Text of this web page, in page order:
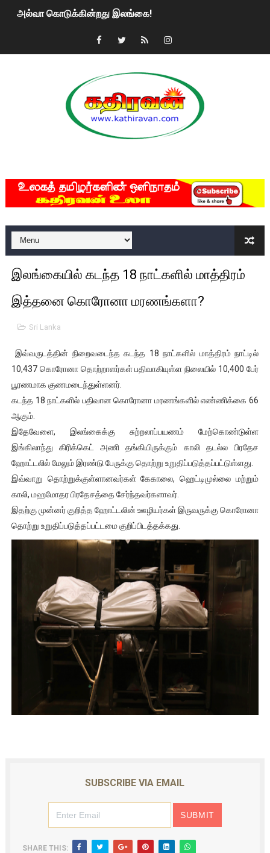
அல்வா கொடுக்கின்றது இலங்கை!
2ஆம் நாள் உக்ரைன் யுத்தம்!! எங்களைத் தனிமையில்
மகிந்த ராஜபக்சே பதவி விலக திட்டம்?
ரவுடி பேபிக்கு நடந்த தரமான சம்பவம்.. ஆபாச வீடியோக்களால்
குண்டை தூக்கிப்போட்ட ஆய்வு…. இந்தியாவின் “கோவிஷீல்டு”
யாழில் தமிழின தலைவர் பிரபாகரனின் பிறந்தநாளை
ஏர்போர்ட்டில் உதைத்த நபர் யார், என்ன நடந்தது?: உண்மையை
சீனா இலங்கையிடம் 8 மில்லியன் அமெரிக்க டொலர் நட்டஈடு
01/11/2021 Scotland ல் நடைபெறும் கண்டனப்
பாலச்சந்திரன் மற்றும் தன்னிடம் படித்த மாணவர்கள் தொடர்பில்
வர்ராரு...வர்ராரு... அண்ணாத்த : ரஜினிக்காக இலங்கை
கைது செய்யப்பட்ட இளைஞன் உயிரிழப்பு - கொதித்தெழுந்த
தடுப்பூசியை பெற்றுக் கொள்ளக் கூடிய இடங்கள்...
சிறுமியை பாலியல் வன்கொடுமை செய்த முதியவருக்கு
பிரபல நடிகை தூக்கிட்டு தற்கொலை!
வடிவேலுவுக்கு நீதிமன்றம் விதித்துள்ள அதிரடி உத்தரவு!
தியாகதீபம் லெப்.கேணல் திலீபன், கேணல் சங்கர் ஆகியோரின்
ஐ.நா முன்றலில் சீரற்ற காலநிலையிலும் தமிழின அழிப்பிற்கு
இளையராஜா – கமல் அவசர சந்திப்பு (படங்கள், விடியோ)
ஜனாதிபதி ஐக்கிய நாடுகளின் பொதுச் சபை கூட்டத்தில் இன்று
32 CM விநோத கன்றுக்குட்டி! (வீடியோ)
வலிமை தான் அஜித் திரைப்பயணத்திலே அதிக காலெக்ஷன் செய்த
இலங்கையில் கடந்த 18 நாட்களில் மாத்திரம்
இத்தனை கொரோனா மரணங்களா?
Sri Lanka
இவ்வருடத்தின் நிறைவடைந்த கடந்த 18 நாட்களில் மாத்திரம் நாட்டில்
10,437 கொரோனா தொற்றாளர்கள் பதிவாகியுள்ள நிலையில் 10,400 பேர்
பூரணமாக குணமடைந்துள்ளனர்.
கடந்த 18 நாட்களில் பதிவான கொரோனா மரணங்களில் எண்ணிக்கை 66
ஆகும்.
இதேவேளை, இலங்கைக்கு சுற்றலாப்பயணம் மேற்கொண்டுள்ள
இங்கிலாந்து கிரிக்கெட் அணி தங்கியிருக்கும் காலி தடல்ல பிரதேச
ஹோட்டலில் மேலும் இரண்டு பேருக்கு தொற்று உறுதிப்படுத்தப்பட்டுள்ளது.
இவ்வாறு தொற்றுக்குள்ளானவர்கள் கேகாலை, ஹெட்டிமுல்லை மற்றும்
காலி, மஹமோதர பிரதேசத்தை சேர்ந்தவர்களாவர்.
இதற்கு முன்னர் குறித்த ஹோட்டலின் ஊழியர்கள் இருவருக்கு கொரோனா
தொற்று உறுதிப்படுத்தப்பட்டமை குறிப்பிடத்தக்கது.
SUBSCRIBE VIA EMAIL
SHARE THIS: